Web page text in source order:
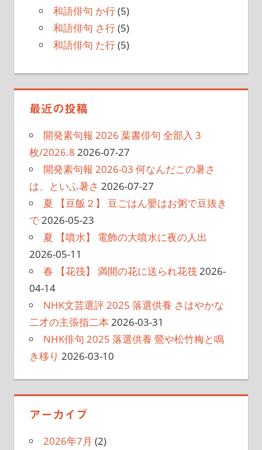
和語俳句 か行(5)
和語俳句 さ行(5)
和語俳句 た行(5)
最近の投稿
開発素句報 2026 葉書俳句 全部入 3
枚/2026.8 2026-07-27
開発素句報 2026-03 何なんだこの暑さ
は、といふ暑さ 2026-07-27
夏 【豆飯２】 豆ごはん嬰はお粥で豆抜き
で2026-05-23
夏 【噴水】 電飾の大噴水に夜の人出
2026-05-11
春 【花筏】 満開の花に送られ花筏2026-
04-14
NHK文芸選評 2025 落選供養 さはやかな
二才の主張指二本 2026-03-31
NHK俳句 2025 落選供養 鶯や松竹梅と鳴
き移り 2026-03-10
アーカイブ
2026年7月 (2)